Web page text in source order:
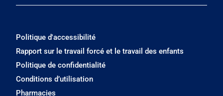
Politique d'accessibilité
Rapport sur le travail forcé et le travail des enfants
Politique de confidentialité
Conditions d’utilisation
Pharmacies